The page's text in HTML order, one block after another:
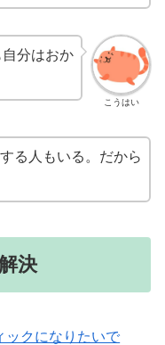
こうはい
分はおか
る人もいる。だから
決
ックになりたいで